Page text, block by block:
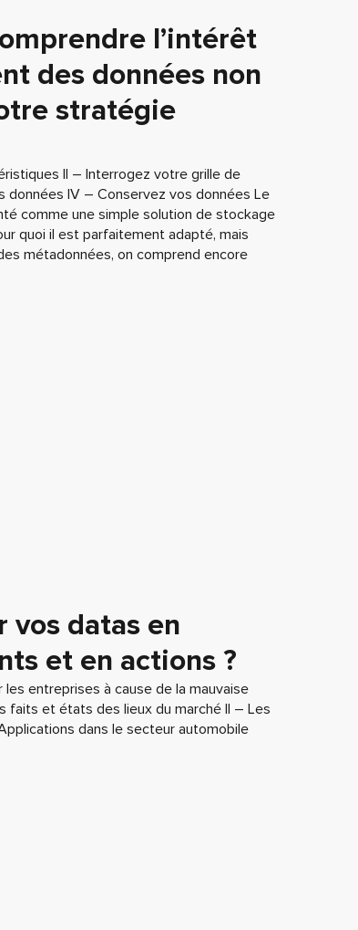
l’intérêt
des données non
stratégie
II – Interrogez votre grille de
IV – Conservez vos données Le
comme une simple solution de stockage
quoi il est parfaitement adapté, mais
métadonnées, on comprend encore
vos datas en
et en actions ?
entreprises à cause de la mauvaise
faits et états des lieux du marché II – Les
dans le secteur automobile